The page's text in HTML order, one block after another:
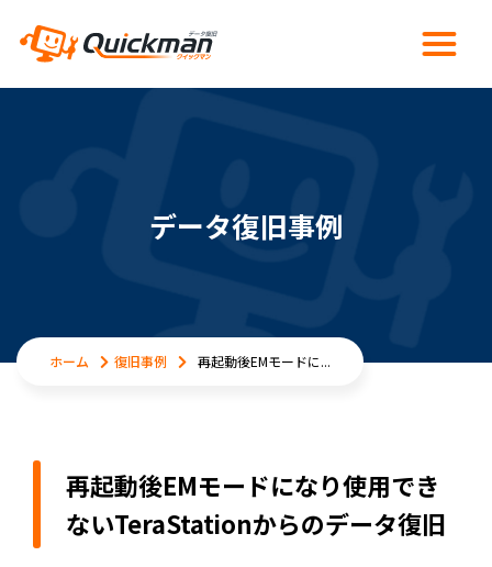
データ復旧事例
ホーム 復旧事例 再起動後EMモードに...
再起動後EMモードになり使用でき
ないTeraStationからのデータ復旧